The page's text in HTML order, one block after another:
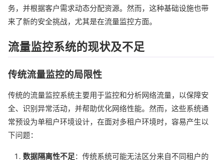
务，并根据客户需求动态分配资源。然而，这种基础设施也带
来了新的安全挑战，尤其是在流量监控方面。
流量监控系统的现状及不足
传统流量监控的局限性
传统的流量监控系统主要用于监控和分析网络流量，以保障安
全、识别异常活动，并帮助优化网络性能。然而，这些系统通
常预设为单租户环境设计，在面对多租户环境时，容易产生以
下问题：
数据隔离性不足：传统系统可能无法区分来自不同租户的